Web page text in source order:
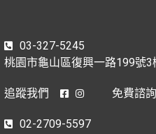
03-327-5245
桃園市龜山區復興一路199號3
追蹤我們 免費諮
02-2709-5597